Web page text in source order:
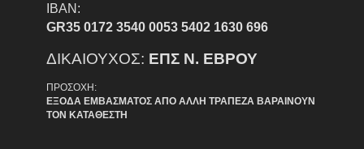
IBAN:
GR35 0172 3540 0053 5402 1630 696
ΔΙΚΑΙΟΥΧΟΣ: ΕΠΣ Ν. ΕΒΡΟΥ
ΠΡΟΣΟΧΗ:
ΕΞΟΔΑ ΕΜΒΑΣΜΑΤΟΣ ΑΠΟ ΑΛΛΗ ΤΡΑΠΕΖΑ ΒΑΡΑΙΝΟΥΝ
ΤΟΝ ΚΑΤΑΘΕΣΤΗ